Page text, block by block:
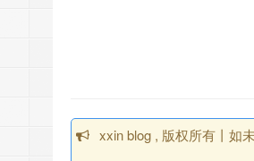
xxin blog , 版权所有丨如